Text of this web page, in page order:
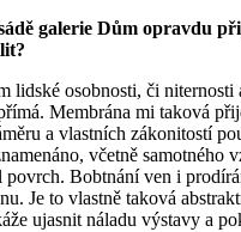
galerie Dům opravdu
lidské osobnosti, či
Membrána mi taková
a vlastních zákonitostí
včetně
Bobtnání ven i
Je to vlastně taková
ujasnit náladu výstavy a